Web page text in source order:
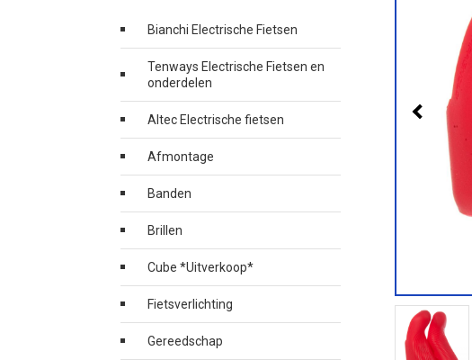
Bianchi Electrische Fietsen
Tenways Electrische Fietsen en
onderdelen
Altec Electrische fietsen
Afmontage
Banden
Brillen
Cube *Uitverkoop*
Fietsverlichting
Gereedschap